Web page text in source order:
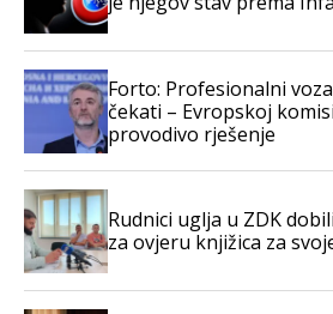
Forto: Profesionalni
čekati – Evropskoj
provodivo rješenje
Rudnici uglja u ZDK
za ovjeru knjižica za